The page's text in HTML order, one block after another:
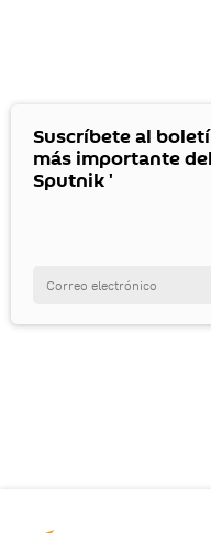
Suscríbete al
más importante
Sputnik '